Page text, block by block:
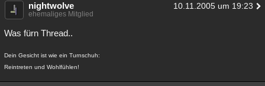
nightwolve 10.11.2005 um 19:23
ehemaliges Mitglied
Was fürn Thread..
Dein Gesicht ist wie ein Turnschuh:
Reintreten und Wohlfühlen!